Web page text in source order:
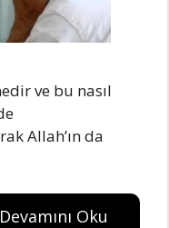
ve bu nasıl
Allah’ın da
Devamını Oku